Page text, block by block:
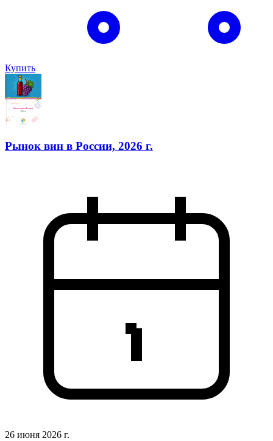
Купить
Рынок вин в России, 2026 г.
26 июня 2026 г.